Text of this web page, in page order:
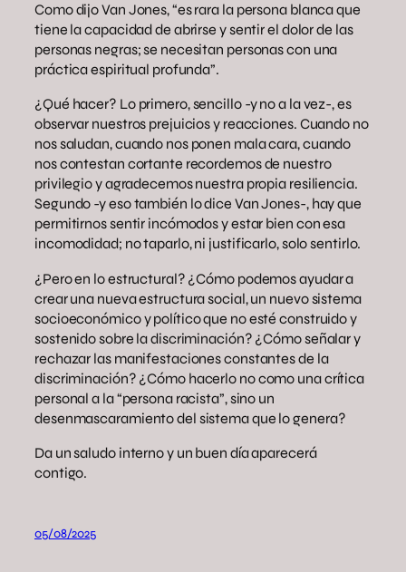
Como dijo Van Jones, “es rara la persona blanca que
tiene la capacidad de abrirse y sentir el dolor de las
personas negras; se necesitan personas con una
práctica espiritual profunda”.
¿Qué hacer? Lo primero, sencillo -y no a la vez-, es
observar nuestros prejuicios y reacciones. Cuando no
nos saludan, cuando nos ponen mala cara, cuando
nos contestan cortante recordemos de nuestro
privilegio y agradecemos nuestra propia resiliencia.
Segundo -y eso también lo dice Van Jones-, hay que
permitirnos sentir incómodos y estar bien con esa
incomodidad; no taparlo, ni justificarlo, solo sentirlo.
¿Pero en lo estructural? ¿Cómo podemos ayudar a
crear una nueva estructura social, un nuevo sistema
socioeconómico y político que no esté construido y
sostenido sobre la discriminación? ¿Cómo señalar y
rechazar las manifestaciones constantes de la
discriminación? ¿Cómo hacerlo no como una crítica
personal a la “persona racista”, sino un
desenmascaramiento del sistema que lo genera?
Da un saludo interno y un buen día aparecerá
contigo.
05/08/2025